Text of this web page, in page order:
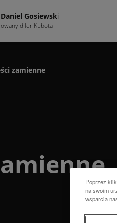
Gosiewski
diler Kubota
zamienne
Poprzez
na swoim
wsparcia